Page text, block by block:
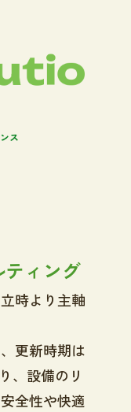
tio
ンス
ティング
時より主軸
更新時期は
、設備のリ
全性や快適